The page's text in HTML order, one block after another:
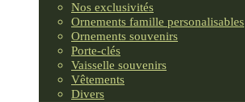
Nos exclusivités
Ornements famille personalisables
Ornements souvenirs
Porte-clés
Vaisselle souvenirs
Vêtements
Divers